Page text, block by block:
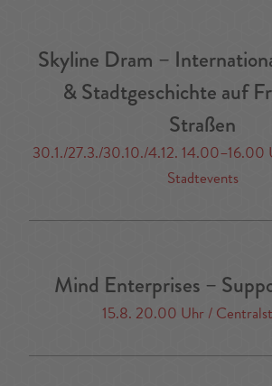
Skyline Dram –
& Stadtgeschichte auf
Straßen
30.1./27.3./30.10./4.12. 14.00–16.00
Stadtevents
Mind Enterprises –
15.8. 20.00 Uhr /